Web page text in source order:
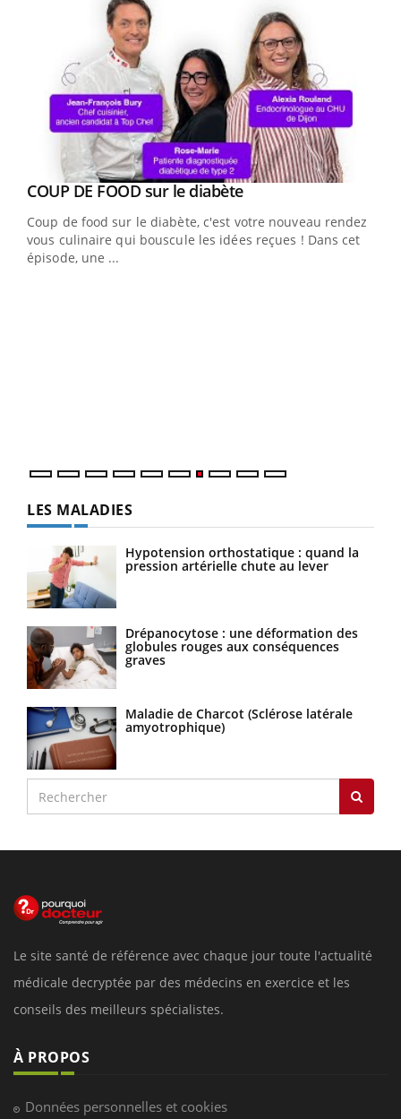
Youtube
COUP DE FOOD sur le diabèteYoutube
Coup de food sur le diabète, c'est votre nouveau rendez-
vous culinaire qui bouscule les idées reçues ! Dans cet
épisode, une ...
LES MALADIES
Hypotension orthostatique : quand la
pression artérielle chute au lever
Drépanocytose : une déformation des
globules rouges aux conséquences
graves
Maladie de Charcot (Sclérose latérale
amyotrophique)
Le site santé de référence avec chaque jour toute l'actualité
médicale decryptée par des médecins en exercice et les
conseils des meilleurs spécialistes.
À PROPOS
Données personnelles et cookies